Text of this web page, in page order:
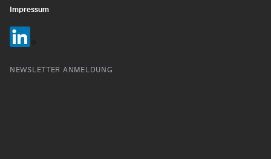
Impressum
NEWSLETTER ANMELDUNG